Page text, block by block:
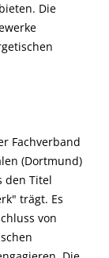
Die
Fachverband
(Dortmund)
den Titel
trägt. Es
von